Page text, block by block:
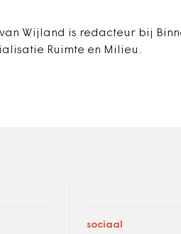
Wijland is redacteur bij
Ruimte en Milieu.
sociaal